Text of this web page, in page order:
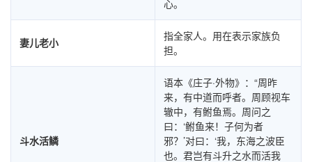
心。
妻儿老小
指全家人。用在表示家族负
担。
斗水活鳞
语本《庄子·外物》：“周昨
来，有中道而呼者。周顾视车
辙中，有鲋鱼焉。周问之
曰：‘鲋鱼来！子何为者
邪？’对曰：‘我，东海之波臣
也。君岂有斗升之水而活我